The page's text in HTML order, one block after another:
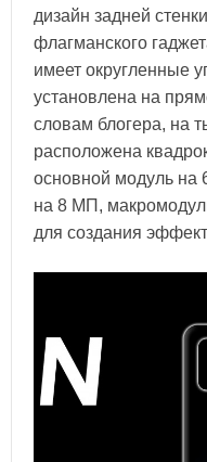
дизайн задней
флагманского
имеет округленные
установлена на
словам блогера, на
расположена
основной модуль на
на 8 МП,
для создания